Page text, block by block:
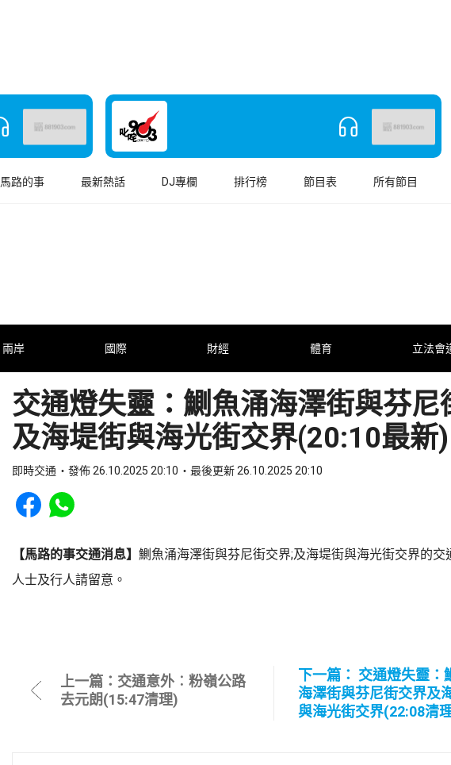
馬路的事 最新熱話 DJ專欄 排行榜 節目表 所有節目
兩岸 國際 財經 體育 立法會
交通燈失靈：鰂魚涌海澤街與芬尼
及海堤街與海光街交界(20:10最新)
即時交通 發佈 26.10.2025 20:10 最後更新 26.10.2025 20:10
Share to Facebook
Share to WhatsApp
【馬路的事交通消息】 鰂魚涌海澤街與芬尼街交界;及海堤街與海光街交界的交
人士及行人請留意。
上一篇：交通意外︰粉嶺公路
去元朗(15:47清理)
下一篇： 交通燈失靈：
海澤街與芬尼街交界及
與海光街交界(22:08清